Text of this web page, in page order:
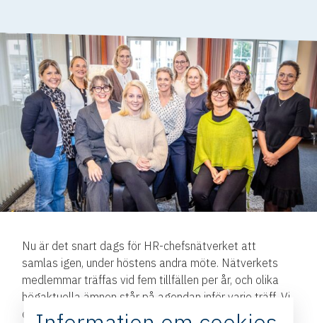
Nu är det snart dags för HR-chefsnätverket att
samlas igen, under höstens andra möte. Nätverkets
medlemmar träffas vid fem tillfällen per år, och olika
högaktuella ämnen står på agendan inför varje träff. Vi
diskuterar aktuella ämnen som trendar och delar med